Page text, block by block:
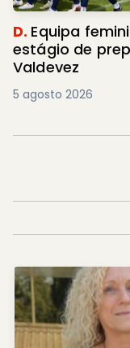
D. Equipa
estágio de
Valdevez
5 agosto 2026